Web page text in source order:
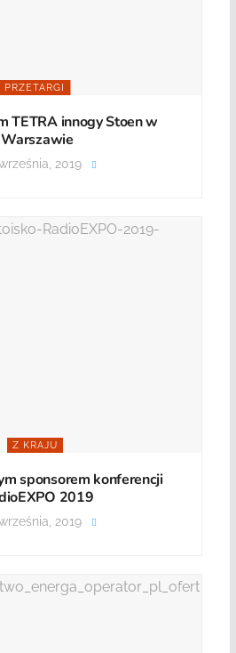
PRZETARGI
TETRA innogy Stoen w
Warszawie
2019
Z KRAJU
sponsorem konferencji
2019
2019